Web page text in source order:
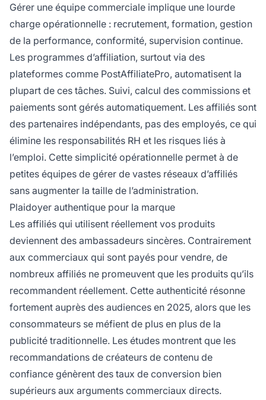
Gérer une équipe commerciale implique une lourde
charge opérationnelle : recrutement, formation, gestion
de la performance, conformité, supervision continue.
Les programmes d’affiliation, surtout via des
plateformes comme PostAffiliatePro, automatisent la
plupart de ces tâches. Suivi, calcul des commissions et
paiements sont gérés automatiquement. Les affiliés sont
des partenaires indépendants, pas des employés, ce qui
élimine les responsabilités RH et les risques liés à
l’emploi. Cette simplicité opérationnelle permet à de
petites équipes de gérer de vastes réseaux d’affiliés
sans augmenter la taille de l’administration.
Plaidoyer authentique pour la marque
Les affiliés qui utilisent réellement vos produits
deviennent des ambassadeurs sincères. Contrairement
aux commerciaux qui sont payés pour vendre, de
nombreux affiliés ne promeuvent que les produits qu’ils
recommandent réellement. Cette authenticité résonne
fortement auprès des audiences en 2025, alors que les
consommateurs se méfient de plus en plus de la
publicité traditionnelle. Les études montrent que les
recommandations de créateurs de contenu de
confiance génèrent des taux de conversion bien
supérieurs aux arguments commerciaux directs.